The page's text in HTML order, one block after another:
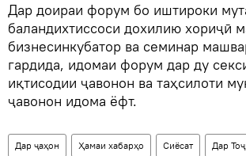
Дар доираи форум бо иштироки
баландихтиссоси дохилию хориҷӣ
бизнесинкубатор ва семинар
гардида, идомаи форум дар ду
иқтисодии ҷавонон ва таҳсилоти
ҷавонон идома ёфт.
Дар ҷаҳон Ҳамаи хабарҳо Сиёсат Дар